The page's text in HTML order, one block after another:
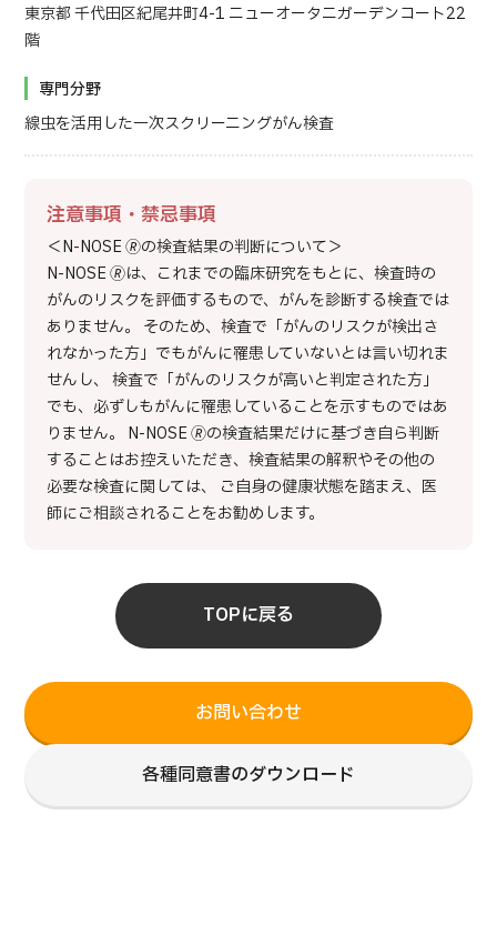
お問い合わせ
各種同意書のダウンロード
東京都 千代田区紀尾井町4-1 ニューオータニガーデンコート22
階
専門分野
線虫を活用した一次スクリーニングがん検査
注意事項・禁忌事項
＜N-NOSE 🄬の検査結果の判断について＞
N-NOSE 🄬は、これまでの臨床研究をもとに、検査時の
がんのリスクを評価するもので、がんを診断する検査では
ありません。 そのため、検査で「がんのリスクが検出さ
れなかった方」でもがんに罹患していないとは言い切れま
せんし、 検査で「がんのリスクが高いと判定された方」
でも、必ずしもがんに罹患していることを示すものではあ
りません。 N-NOSE 🄬の検査結果だけに基づき自ら判断
することはお控えいただき、検査結果の解釈やその他の
必要な検査に関しては、 ご自身の健康状態を踏まえ、医
師にご相談されることをお勧めします。
TOPに戻る